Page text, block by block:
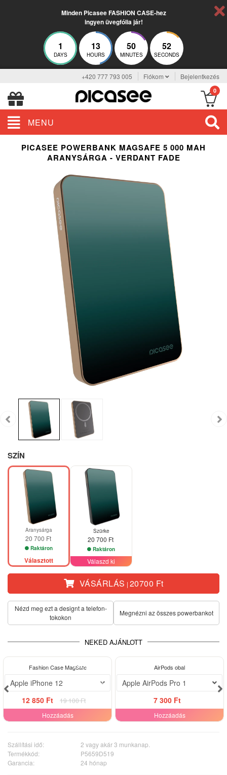
Minden Picasee FASHION CASE-hez
ingyen üvegfólia jár!
1
DAYS
13
HOURS
50
MINUTES
51
SECONDS
+420 777 793 005 Fiókom Bejelentkezés
0
MENU
PICASEE POWERBANK MAGSAFE 5 000 MAH
ARANYSÁRGA - VERDANT FADE
SZÍN
Aranysárga
20 700 Ft
Raktáron
Választott
Szürke
20 700 Ft
Raktáron
Válaszd ki
VÁSÁRLÁS | 20700 Ft
Nézd meg ezt a designt a telefon­
tokokon
Megnézni az összes powerbankot
NEKED AJÁNLOTT
ELEGANCE
-33%
Fashion Case MagSafe
Apple iPhone 12
12 850 Ft
19 100 Ft
Hozzáadás
AirPods obal
Apple AirPods Pro 1
7 300 Ft
Hozzáadás
Szállítási idő:
2 vagy akár 3 munkanap.
Termékkód:
P5659D519
Garancia:
24 hónap